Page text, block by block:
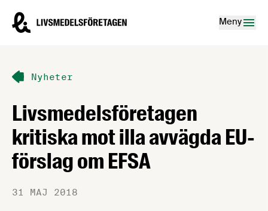
Livsmedelsföretagen – till startsidan
Meny
Nyheter
Livsmedelsföretagen
kritiska mot illa avvägda EU-
förslag om EFSA
31 MAJ 2018